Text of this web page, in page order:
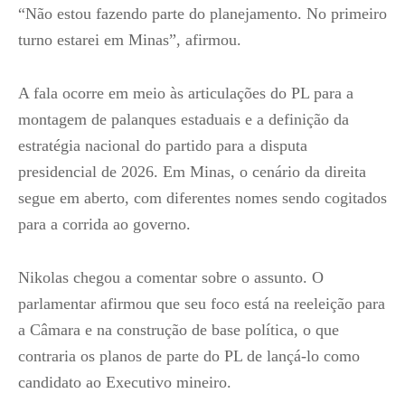
“Não estou fazendo parte do planejamento. No primeiro
turno estarei em Minas”, afirmou.
A fala ocorre em meio às articulações do PL para a
montagem de palanques estaduais e a definição da
estratégia nacional do partido para a disputa
presidencial de 2026. Em Minas, o cenário da direita
segue em aberto, com diferentes nomes sendo cogitados
para a corrida ao governo.
Nikolas chegou a comentar sobre o assunto. O
parlamentar afirmou que seu foco está na reeleição para
a Câmara e na construção de base política, o que
contraria os planos de parte do PL de lançá-lo como
candidato ao Executivo mineiro.